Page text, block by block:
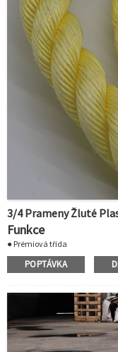
3/4 Prameny Žluté
Funkce
● Prémiová třída
● Velikost 4-60mm
● Žlutá barva
● Specifická hmotnost:0,91
● Plave a lze jej skladovat
● Tažnost: 21 % při přetržení
● Bod tání:165°C
● Dobrá odolnost vůči
POPTÁVKA